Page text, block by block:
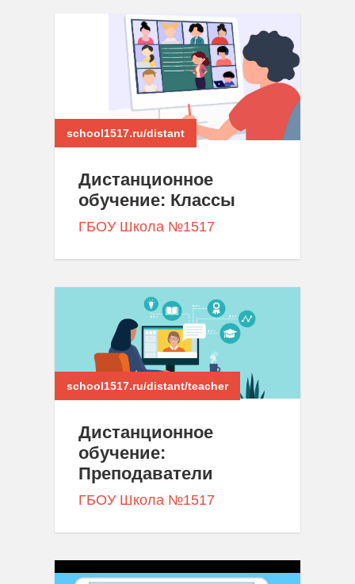
school1517.ru/distant
Дистанционное
обучение: Классы
ГБОУ Школа №1517
school1517.ru/distant/teacher
Дистанционное
обучение:
Преподаватели
ГБОУ Школа №1517